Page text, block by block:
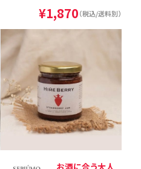
¥1,870（税込/送料別）
お酒に合う大人